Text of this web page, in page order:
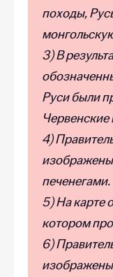
походы,
3) В
Руси были
Червенские
4)
изображены
печенегами.
5) На карте
котором
6)
изображены